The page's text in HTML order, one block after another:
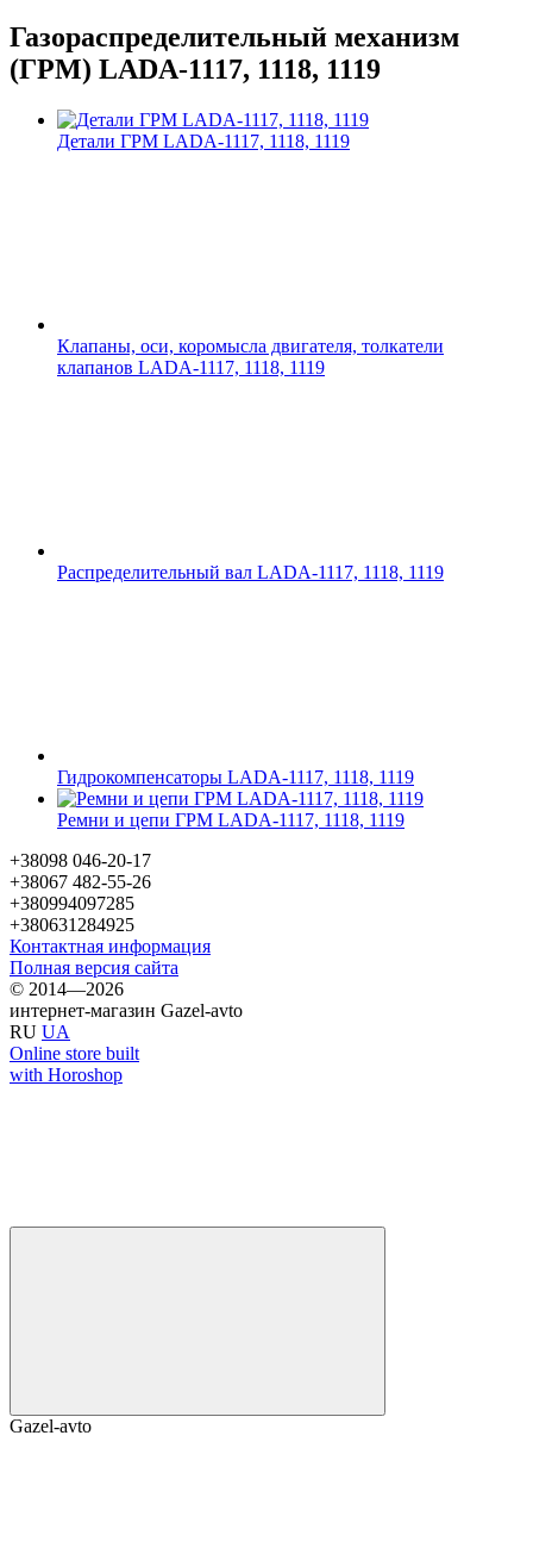
Газораспределительный механизм
(ГРМ) LADA-1117, 1118, 1119
Детали ГРМ LADA-1117, 1118, 1119
Клапаны, оси, коромысла двигателя, толкатели
клапанов LADA-1117, 1118, 1119
Распределительный вал LADA-1117, 1118, 1119
Гидрокомпенсаторы LADA-1117, 1118, 1119
Ремни и цепи ГРМ LADA-1117, 1118, 1119
+38098 046-20-17
+38067 482-55-26
+380994097285
+380631284925
Контактная информация
Полная версия сайта
© 2014—2026
интернет-магазин Gazel-avto
RU UA
Online store built
with Horoshop
Gazel-avto